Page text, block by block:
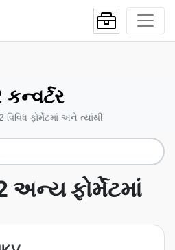
વિવિધ ફોર્મેટમાં અને ત્યાંથી
અન્ય ફોર્મેટમાં